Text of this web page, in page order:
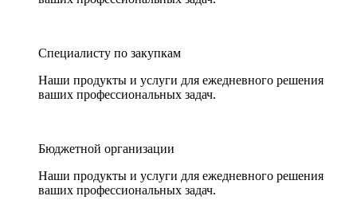
Специалисту по закупкам
Наши продукты и услуги для ежедневного решения
ваших профессиональных задач.
Бюджетной организации
Наши продукты и услуги для ежедневного решения
ваших профессиональных задач.